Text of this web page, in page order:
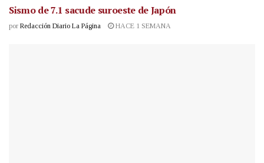
Sismo de 7.1 sacude suroeste de Japón
por Redacción Diario La Página HACE 1 SEMANA